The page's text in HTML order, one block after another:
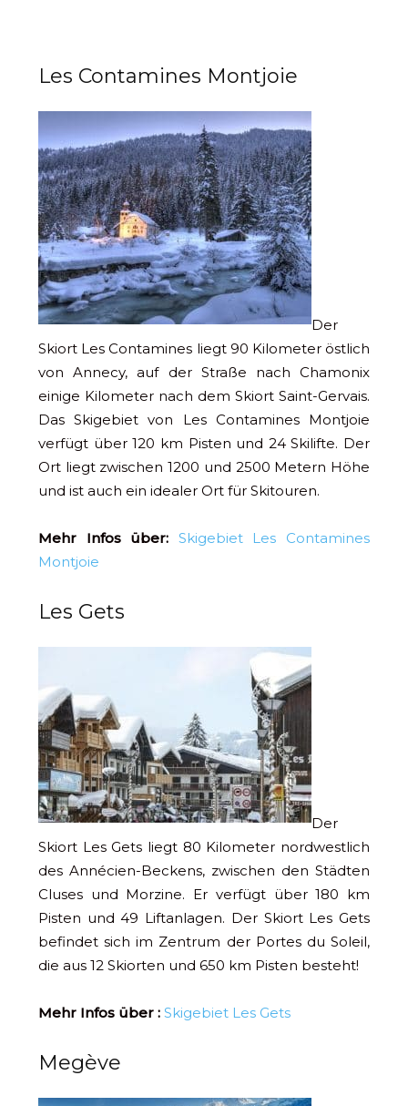
Les Contamines Montjoie
Der
Skiort Les Contamines liegt 90 Kilometer östlich
von Annecy, auf der Straße nach Chamonix
einige Kilometer nach dem Skiort Saint-Gervais.
Das Skigebiet von Les Contamines Montjoie
verfügt über 120 km Pisten und 24 Skilifte. Der
Ort liegt zwischen 1200 und 2500 Metern Höhe
und ist auch ein idealer Ort für Skitouren.
Mehr Infos über: Skigebiet Les Contamines
Montjoie
Les Gets
Der
Skiort Les Gets liegt 80 Kilometer nordwestlich
des Annécien-Beckens, zwischen den Städten
Cluses und Morzine. Er verfügt über 180 km
Pisten und 49 Liftanlagen. Der Skiort Les Gets
befindet sich im Zentrum der Portes du Soleil,
die aus 12 Skiorten und 650 km Pisten besteht!
Mehr Infos über : Skigebiet Les Gets
Megève